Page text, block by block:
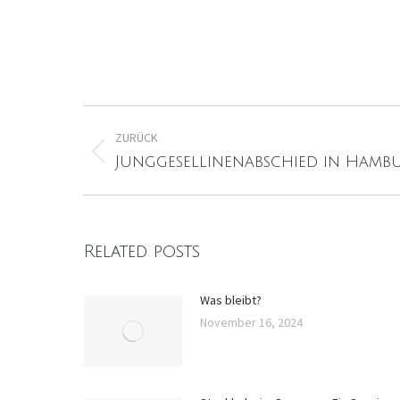
Kommentarnavigation
ZURÜCK
Vorheriger
Beitrag:
Junggesellinenabschied in
Related posts
Was bleibt?
November 16, 2024